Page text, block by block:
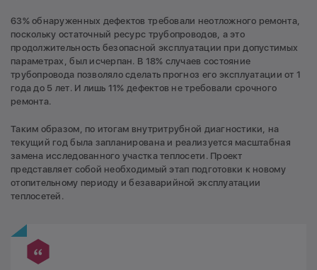
63% обнаруженных дефектов требовали неотложного ремонта,
поскольку остаточный ресурс трубопроводов, а это
продолжительность безопасной эксплуатации при допустимых
параметрах, был исчерпан. В 18% случаев состояние
трубопровода позволяло сделать прогноз его эксплуатации от 1
года до 5 лет. И лишь 11% дефектов не требовали срочного
ремонта.
Таким образом, по итогам внутритрубной диагностики, на
текущий год была запланирована и реализуется масштабная
замена исследованного участка теплосети. Проект
представляет собой необходимый этап подготовки к новому
отопительному периоду и безаварийной эксплуатации
теплосетей.